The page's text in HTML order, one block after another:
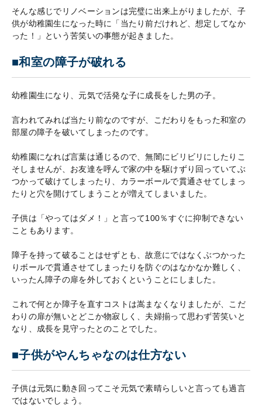
そんな感じでリノベーションは完璧に出来上がりましたが、子
供が幼稚園生になった時に「当たり前だけれど、想定してなか
った！」という苦笑いの事態が起きました。
■和室の障子が破れる
幼稚園生になり、元気で活発な子に成長をした男の子。
言われてみれば当たり前なのですが、こだわりをもった和室の
部屋の障子を破いてしまったのです。
幼稚園になれば言葉は通じるので、無闇にビリビリにしたりこ
そしませんが、お友達を呼んで家の中を駆けずり回っていてぶ
つかって破けてしまったり、カラーボールで貫通させてしまっ
たりと穴を開けてしまうことが増えてしまいました。
子供は「やってはダメ！」と言って100％すぐに抑制できない
こともあります。
障子を持って破ることはせずとも、故意にではなくぶつかった
りボールで貫通させてしまったりを防ぐのはなかなか難しく、
いったん障子の扉を外しておくということにしました。
これで何とか障子を直すコストは嵩まなくなりましたが、こだ
わりの扉が無いとどこか物寂しく、夫婦揃って思わず苦笑いと
なり、成長を見守ったとのことでした。
■子供がやんちゃなのは仕方ない
子供は元気に動き回ってこそ元気で素晴らしいと言っても過言
ではないでしょう。